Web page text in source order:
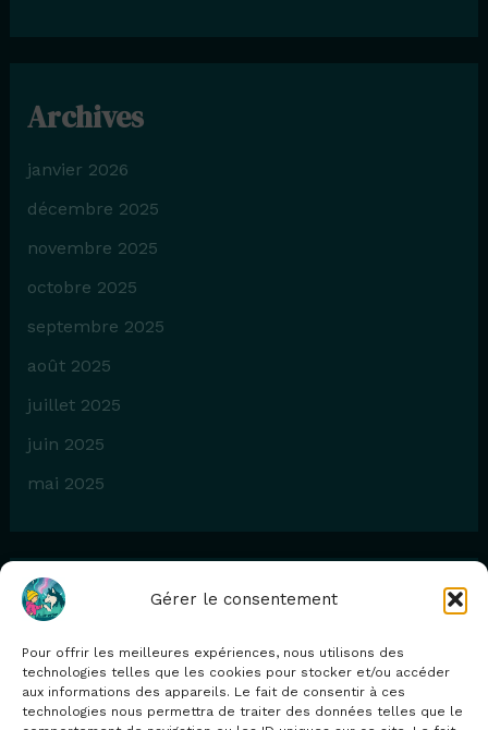
Gérer le consentement
Pour offrir les meilleures expériences, nous utilisons des
technologies telles que les cookies pour stocker et/ou accéder
aux informations des appareils. Le fait de consentir à ces
technologies nous permettra de traiter des données telles que le
Archives
janvier 2026
décembre 2025
novembre 2025
octobre 2025
septembre 2025
août 2025
juillet 2025
juin 2025
mai 2025
Catégories
Blog